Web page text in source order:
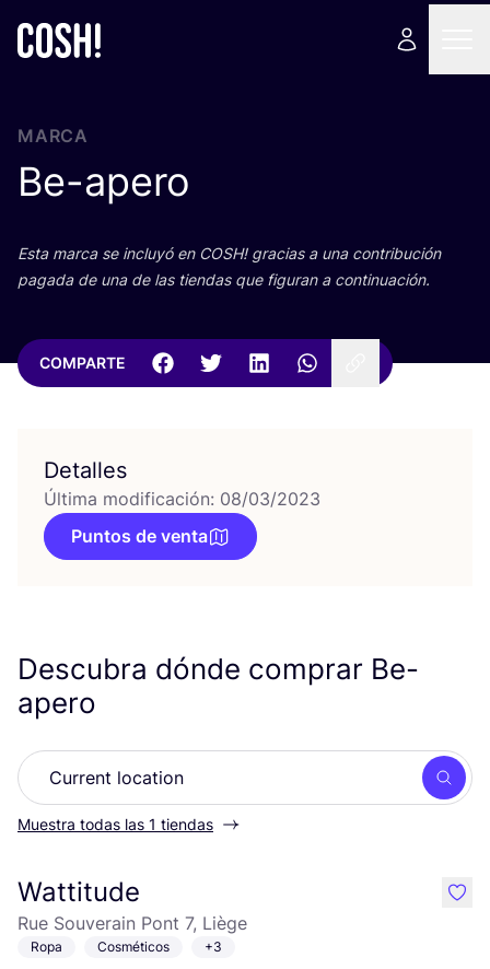
MARCA
Be-apero
Esta mar­ca se inclu­yó en COSH! gra­cias a una con­tri­bu­ción
paga­da de una de las tien­das que figu­ran a continuación.
COMPARTE
Detalles
Última modificación: 08/03/2023
Puntos de venta
Descubra dónde comprar Be-
apero
Muestra todas las 1 tiendas
Wattitude
Rue Souverain Pont 7, Liège
Ropa Cosméticos +3
like